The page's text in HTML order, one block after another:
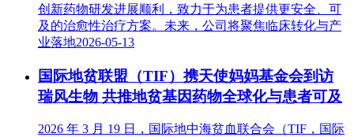
创新药物研发进展顺利，致力于为患者提供更安全、可
及的治愈性治疗方案。未来，公司将聚焦临床转化与产
业落地2026-05-13
国际地贫联盟（TIF）携天使妈妈基金会到访
瑞风生物 共推地贫基因药物全球化与患者可及
2026 年 3 月 19 日，国际地中海贫血联合会（TIF，国际